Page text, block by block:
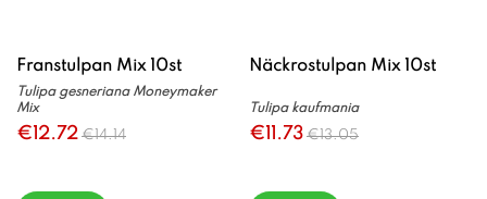
Franstulpan Mix 10st
Tulipa gesneriana Moneymaker
Mix
€12.72 €14.14
Näckrostulpan Mix 10st
Tulipa kaufmania
€11.73 €13.05